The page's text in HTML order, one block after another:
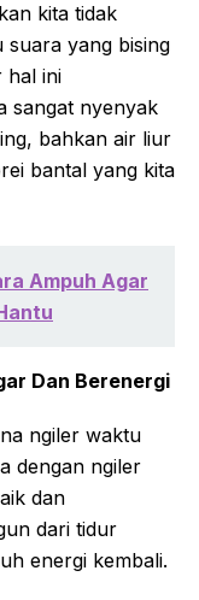
kita tidak
suara yang bising
hal ini
sangat nyenyak
bahkan air liur
bantal yang kita
Ampuh Agar
Dan Berenergi
ngiler waktu
dengan ngiler
dan
dari tidur
energi kembali.